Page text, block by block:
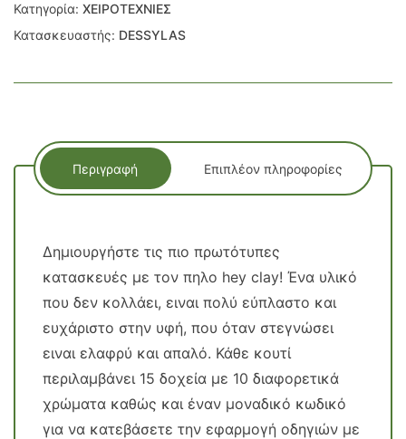
Κατηγορία: ΧΕΙΡΟΤΕΧΝΙΕΣ
Κατασκευαστής: DESSYLAS
Περιγραφή Επιπλέον πληροφορίες
Δημιουργήστε τις πιο πρωτότυπες
κατασκευές με τον πηλο hey clay! Ένα υλικό
που δεν κολλάει, ειναι πολύ εύπλαστο και
ευχάριστο στην υφή, που όταν στεγνώσει
ειναι ελαφρύ και απαλό. Κάθε κουτί
περιλαμβάνει 15 δοχεία με 10 διαφορετικά
χρώματα καθώς και έναν μοναδικό κωδικό
για να κατεβάσετε την εφαρμογή οδηγιών με